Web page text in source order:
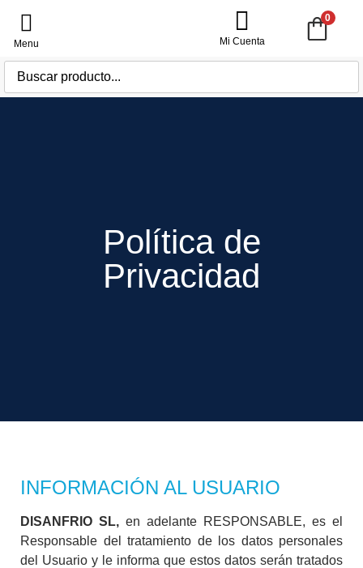
Mi Cuenta
0
Política de
Privacidad
INFORMACIÓN AL USUARIO
DISANFRIO SL, en adelante RESPONSABLE, es el
Responsable del tratamiento de los datos personales
del Usuario y le informa que estos datos serán tratados